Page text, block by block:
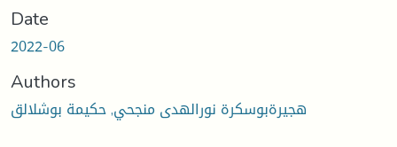
Date
2022-06
Authors
هجيرةبوسكرة نورالهدى منجحي, حكيمة بوشلالق